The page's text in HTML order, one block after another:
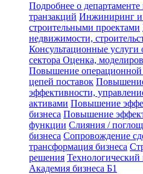
Подробнее о
транзакций Инжиниринг и
строительными проектами
недвижимости,
Консультационные услуги
сектора Оценка,
Повышение операционной
цепей поставок
эффективности,
активами Повышение
бизнеса Повышение
функции Слияния /
бизнеса Сопровождение
трансформация бизнеса
решения Технологический
Академия бизнеса Б1